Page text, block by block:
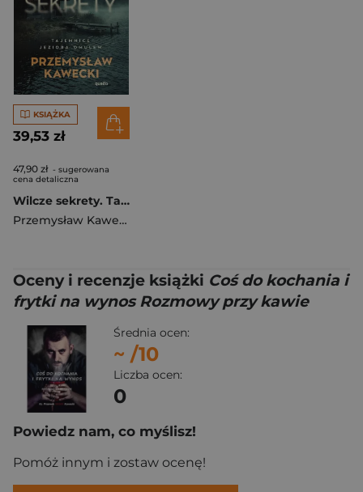
KSIĄŻKA
39,53 zł
47,90 zł - sugerowana
cena detaliczna
Wilcze sekrety. Tajemnice jeziora Omulew
Przemysław Kawecki
Oceny i recenzje książki Coś do kochania i
frytki na wynos Rozmowy przy kawie
Średnia ocen:
~ /10
Liczba ocen:
0
Powiedz nam, co myślisz!
Pomóż innym i zostaw ocenę!